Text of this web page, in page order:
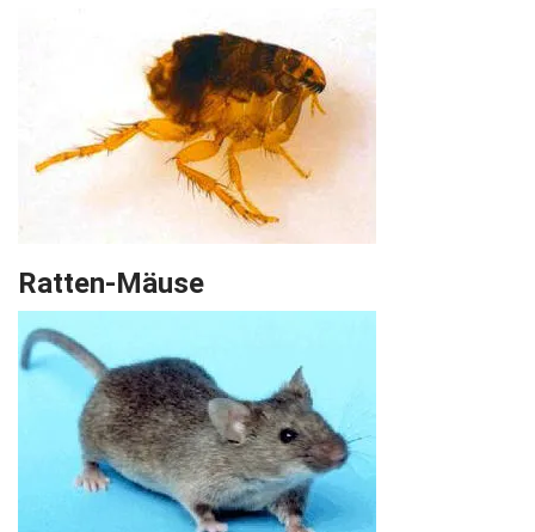
Ratten-Mäuse